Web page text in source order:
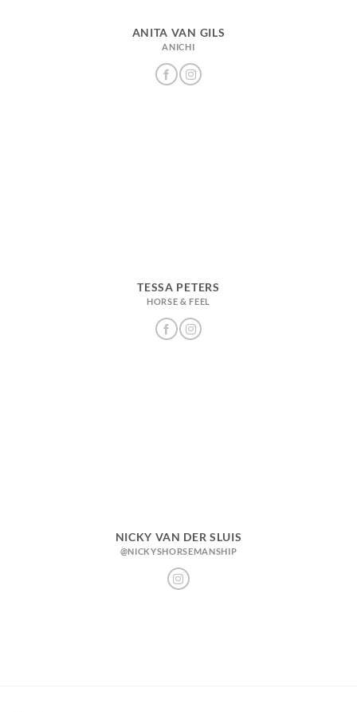
ANITA VAN GILS
ANICHI
TESSA PETERS
HORSE & FEEL
NICKY VAN DER SLUIS
@NICKYSHORSEMANSHIP